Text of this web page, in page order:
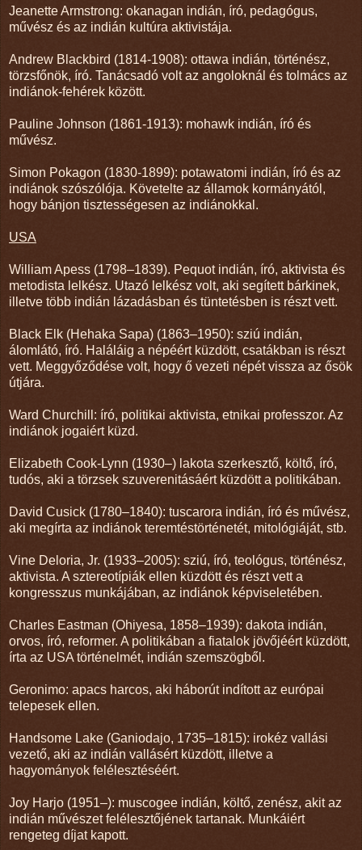
Jeanette Armstrong: okanagan indián, író, pedagógus,
művész és az indián kultúra aktivistája.
Andrew Blackbird (1814-1908): ottawa indián, történész,
törzsfőnök, író. Tanácsadó volt az angoloknál és tolmács az
indiánok-fehérek között.
Pauline Johnson (1861-1913): mohawk indián, író és
művész.
Simon Pokagon (1830-1899): potawatomi indián, író és az
indiánok szószólója. Követelte az államok kormányától,
hogy bánjon tisztességesen az indiánokkal.
USA
William Apess (1798–1839). Pequot indián, író, aktivista és
metodista lelkész. Utazó lelkész volt, aki segített bárkinek,
illetve több indián lázadásban és tüntetésben is részt vett.
Black Elk (Hehaka Sapa) (1863–1950): sziú indián,
álomlátó, író. Haláláig a népéért küzdött, csatákban is részt
vett. Meggyőződése volt, hogy ő vezeti népét vissza az ősök
útjára.
Ward Churchill: író, politikai aktivista, etnikai professzor. Az
indiánok jogaiért küzd.
Elizabeth Cook-Lynn (1930–) lakota szerkesztő, költő, író,
tudós, aki a törzsek szuverenitásáért küzdött a politikában.
David Cusick (1780–1840): tuscarora indián, író és művész,
aki megírta az indiánok teremtéstörténetét, mitológiáját, stb.
Vine Deloria, Jr. (1933–2005): sziú, író, teológus, történész,
aktivista. A sztereotípiák ellen küzdött és részt vett a
kongresszus munkájában, az indiánok képviseletében.
Charles Eastman (Ohiyesa, 1858–1939): dakota indián,
orvos, író, reformer. A politikában a fiatalok jövőjéért küzdött,
írta az USA történelmét, indián szemszögből.
Geronimo: apacs harcos, aki háborút indított az európai
telepesek ellen.
Handsome Lake (Ganiodajo, 1735–1815): irokéz vallási
vezető, aki az indián vallásért küzdött, illetve a
hagyományok felélesztéséért.
Joy Harjo (1951–): muscogee indián, költő, zenész, akit az
indián művészet felélesztőjének tartanak. Munkáiért
rengeteg díjat kapott.